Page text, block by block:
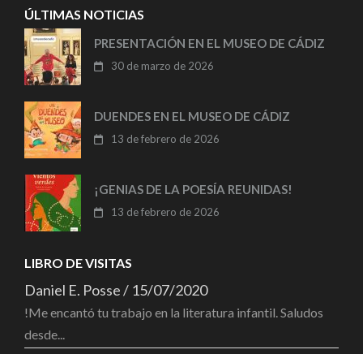
ÚLTIMAS NOTICIAS
PRESENTACIÓN EN EL MUSEO DE CÁDIZ
30 de marzo de 2026
DUENDES EN EL MUSEO DE CÁDIZ
13 de febrero de 2026
¡GENIAS DE LA POESÍA REUNIDAS!
13 de febrero de 2026
LIBRO DE VISITAS
Daniel E. Posse/ 15/07/2020
!Me encantó tu trabajo en la literatura infantil. Saludos
desde...